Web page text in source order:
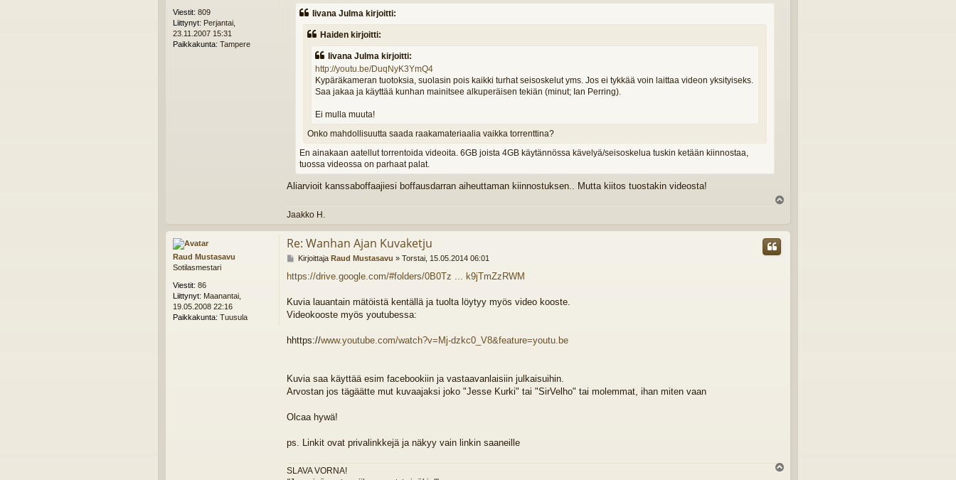
Viestit: 809
Liittynyt: Perjantai,
23.11.2007 15:31
Paikkakunta: Tampere
e
Iivana Julma kirjoitti:
Haiden kirjoitti:
Iivana Julma kirjoitti:
http://youtu.be/DuqNyK3YmQ4
Kypäräkameran tuotoksia, suolasin pois kaikki turhat seisoskelut yms. Jos ei tykkää voin laittaa videon yksityiseks.
Saa jakaa ja käyttää kunhan mainitsee alkuperäisen tekiän (minut; Ian Perring).
Ei mulla muuta!
Onko mahdollisuutta saada raakamateriaalia vaikka torrenttina?
En ainakaan aatellut torrentoida videoita. 6GB joista 4GB käytännössa kävelyä/seisoskelua tuskin ketään kiinnostaa,
tuossa videossa on parhaat palat.
Aliarvioit kanssaboffaajiesi boffausdarran aiheuttaman kiinnostuksen.. Mutta kiitos tuostakin videosta!
Jaakko H.
s
Raud Mustasavu
Sotilasmestari
Viestit: 86
Liittynyt: Maanantai,
19.05.2008 22:16
Paikkakunta: Tuusula
Re: Wanhan Ajan Kuvaketju
V
e
t
Kirjoittaja Raud Mustasavu » Torstai, 15.05.2014 06:01
https://drive.google.com/#folders/0B0Tz ... k9jTmZzRWM
Kuvia lauantain mätöistä kentällä ja tuolta löytyy myös video kooste.
Videokooste myös youtubessa:
hhttps://www.youtube.com/watch?v=Mj-dzkc0_V8&feature=youtu.be
Kuvia saa käyttää esim facebookiin ja vastaavanlaisiin julkaisuihin.
Arvostan jos tägäätte mut kuvaajaksi joko "Jesse Kurki" tai "SirVelho" tai molemmat, ihan miten vaan
Olcaa hywä!
ps. Linkit ovat privalinkkejä ja näkyy vain linkin saaneille
SLAVA VORNA!